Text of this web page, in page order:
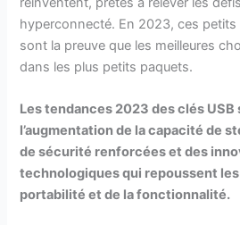
hyperconnecté. En 2023, ces
sont la preuve que les meilleures
dans les plus petits paquets.
Les tendances 2023 des clés
l’augmentation de la capacité de
de sécurité renforcées et des
technologiques qui repoussent
portabilité et de la fonctionnalité.